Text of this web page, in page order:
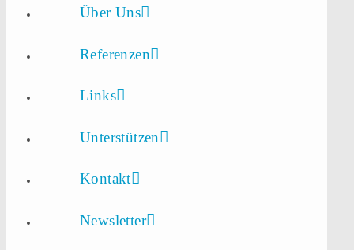
Über Uns
Referenzen
Links
Unterstützen
Kontakt
Newsletter